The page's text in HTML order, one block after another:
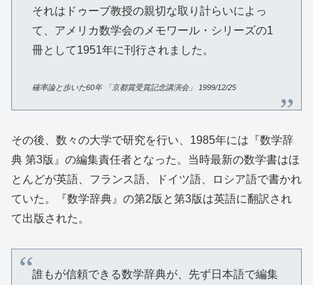
それはドゥーブ教授の親切な取り計らいによっ
て、アメリカ数学会のメモワール・シリーズの1
冊として1951年に刊行されました。
確率論と歩いた60年 「京都賞受賞記念講演会」 1999/12/25
その後、数々の大学で研究を行い、1985年には『数学辞
典 第3版』の編集責任者となった。当時最新の数学書はほ
とんどが英語、フランス語、ドイツ語、ロシア語で書かれ
ていた。『数学辞典』の第2版と第3版は英語に翻訳され
て出版された。
誰もが信頼できる数学辞典が、先ず日本語で編集